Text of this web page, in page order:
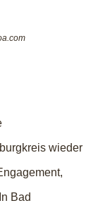
wieder
Bad